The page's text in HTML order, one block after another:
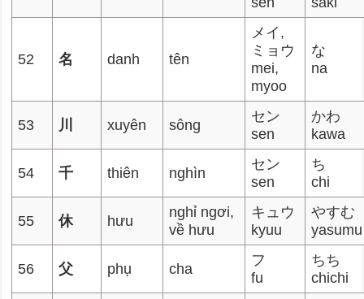
52 名 danh tên
メイ,
ミョウ
mei,
myoo
な
na
53 川 xuyên sông
セン
sen
かわ
kawa
54 千 thiên nghìn
セン
sen
ち
chi
55 休 hưu
nghỉ ngơi,
về hưu
キュウ
kyuu
やすむ
yasumu
56 父 phụ cha
フ
fu
ちち
chichi